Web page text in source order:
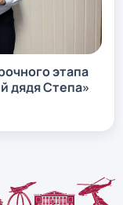
этапа
дядя Степа»